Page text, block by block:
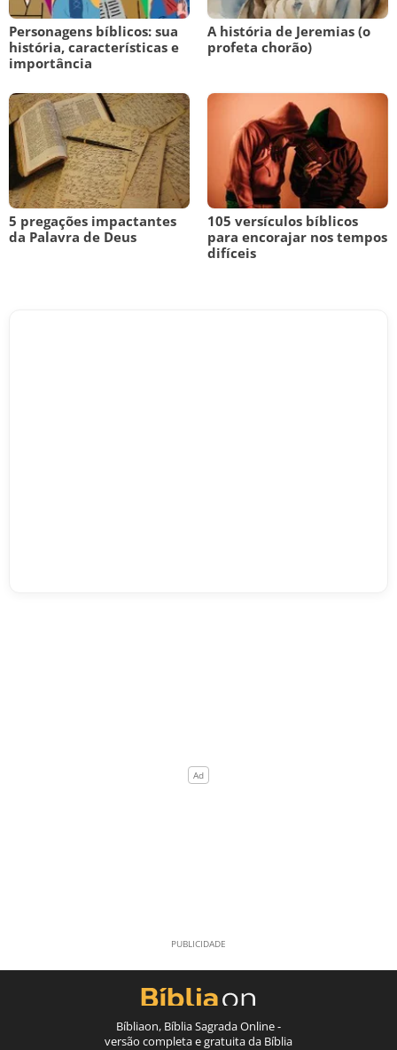
Personagens bíblicos: sua
história, características e
importância
A história de Jeremias (o
profeta chorão)
5 pregações impactantes
da Palavra de Deus
105 versículos bíblicos
para encorajar nos tempos
difíceis
Bíbliaon, Bíblia Sagrada Online -
versão completa e gratuita da Bíblia